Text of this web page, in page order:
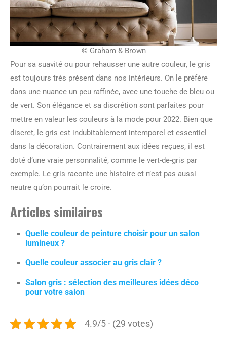
© Graham & Brown
Pour sa suavité ou pour rehausser une autre couleur, le gris
est toujours très présent dans nos intérieurs. On le préfère
dans une nuance un peu raffinée, avec une touche de bleu ou
de vert. Son élégance et sa discrétion sont parfaites pour
mettre en valeur les couleurs à la mode pour 2022. Bien que
discret, le gris est indubitablement intemporel et essentiel
dans la décoration. Contrairement aux idées reçues, il est
doté d’une vraie personnalité, comme le vert-de-gris par
exemple. Le gris raconte une histoire et n’est pas aussi
neutre qu’on pourrait le croire.
Articles similaires
Quelle couleur de peinture choisir pour un salon
lumineux ?
Quelle couleur associer au gris clair ?
Salon gris : sélection des meilleures idées déco
pour votre salon
4.9/5 - (29 votes)